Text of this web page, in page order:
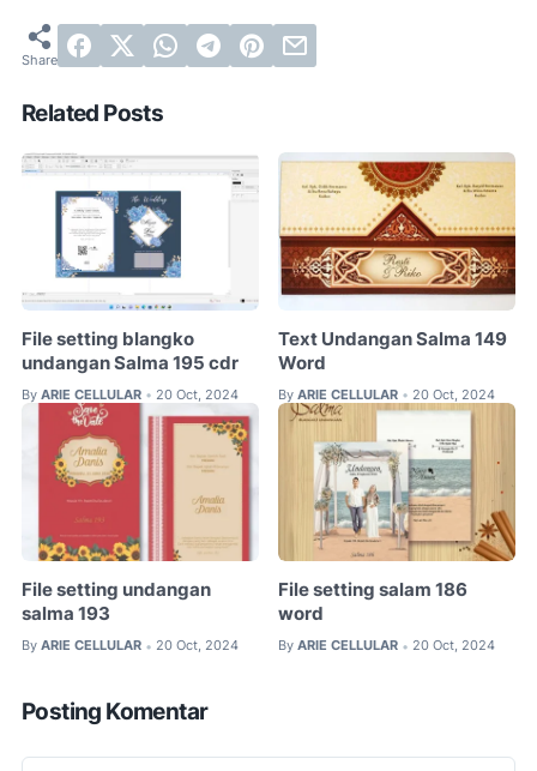
Related Posts
File setting blangko
undangan Salma 195 cdr
By ARIE CELLULAR • 20 Oct, 2024
Text Undangan Salma 149
Word
By ARIE CELLULAR • 20 Oct, 2024
File setting undangan
salma 193
By ARIE CELLULAR • 20 Oct, 2024
File setting salam 186
word
By ARIE CELLULAR • 20 Oct, 2024
Posting Komentar